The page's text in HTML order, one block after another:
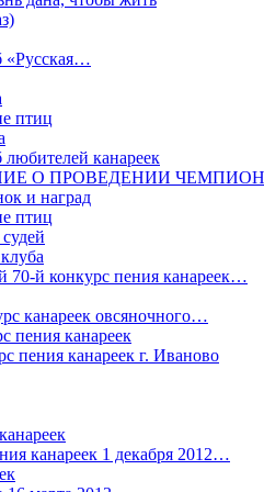
«Русская…
птиц
канареек
О ПРОВЕДЕНИИ
и наград
птиц
й конкурс пения канареек…
канареек овсяночного…
пения канареек
пения канареек г. Иваново
канареек 1 декабря 2012…